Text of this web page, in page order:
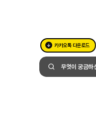
카카오톡 다운로드